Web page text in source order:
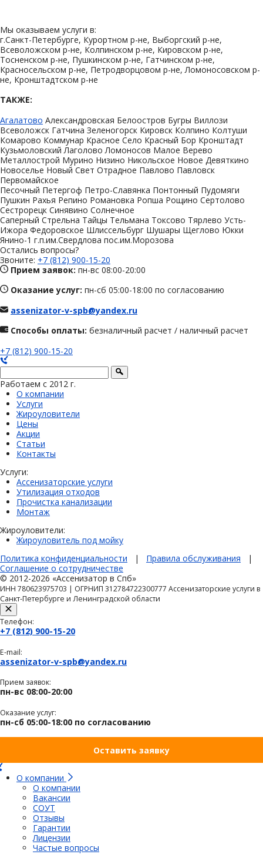
Мы оказываем услуги в:
г.Санкт-Петербурге, Курортном р-не, Выборгский р-не,
Всеволожском р-не, Колпинском р-не, Кировском р-не,
Тосненском р-не, Пушкинском р-не, Гатчинском р-не,
Красносельском р-не, Петродворцовом р-не, Ломоносовском р-
не, Кронштадтском р-не
ТАКЖЕ:
Агалатово Александровская Белоостров Бугры Виллози
Всеволожск Гатчина Зеленогорск Кировск Колпино Колтуши
Комарово Коммунар Красное Село Красный Бор Кронштадт
Кузьмоловский Лаголово Ломоносов Малое Верево
Металлострой Мурино Низино Никольское Новое Девяткино
Новоселье Новый Свет Отрадное Павлово Павловск
Первомайское
Песочный Петергоф Петро-Славянка Понтонный Пудомяги
Пушкин Рахья Репино Романовка Ропша Рощино Сертолово
Сестрорецк Синявино Солнечное
Саперный Стрельна Тайцы Тельмана Токсово Тярлево Усть-
Ижора Федоровское Шлиссельбург Шушары Щеглово Юкки
Янино-1 г.п.им.Свердлова пос.им.Морозова
Остались вопросы?
Звоните: +7 (812) 900-15-20
Прием заявок: пн-вс 08:00-20:00
Оказание услуг: пн-сб 05:00-18:00 по согласованию
assenizator-v-spb@yandex.ru
Способы оплаты: безналичный расчет / наличный расчет
+7 (812) 900-15-20
Работаем с 2012 г.
О компании
Услуги
Жироуловители
Цены
Акции
Статьи
Контакты
Услуги:
Ассенизаторские услуги
Утилизация отходов
Прочистка канализации
Монтаж
Жироуловители:
Жироуловитель под мойку
Политика конфиденциальности | Правила обслуживания |
Соглашение о сотрудничестве
© 2012-2026 «Ассенизатор в Спб»
ИНН 780623975703 | ОГРНИП 312784722300777 Ассенизаторские услуги в
Санкт-Петербурге и Ленинградской области
Телефон:
+7 (812) 900-15-20
E-mail:
assenizator-v-spb@yandex.ru
Прием заявок:
пн-вс 08:00-20:00
Оказание услуг:
пн-сб 05:00-18:00 по согласованию
Оставить заявку
О компании
О компании
Вакансии
СОУТ
Отзывы
Гарантии
Лицензии
Частые вопросы